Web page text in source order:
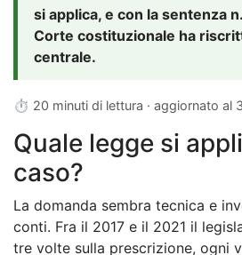
si applica, e con la sentenza
Corte costituzionale ha
centrale.
⏱ 20 minuti di lettura · aggiornato al
Quale legge si
caso?
La domanda sembra tecnica e
conti. Fra il 2017 e il 2021 il
tre volte sulla prescrizione, ogni